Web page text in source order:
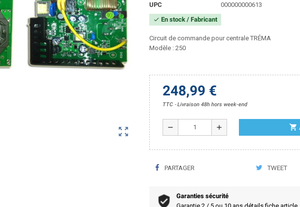
zoom_out_map
UPC
000000000613
check En stock / Fabricant
Circuit de commande pour centrale TRÉMA
Modèle : 250
248,99 €
TTC Livraison 48h hors week-end
remove add shopping_cart
PARTAGER TWEET
Garanties sécurité